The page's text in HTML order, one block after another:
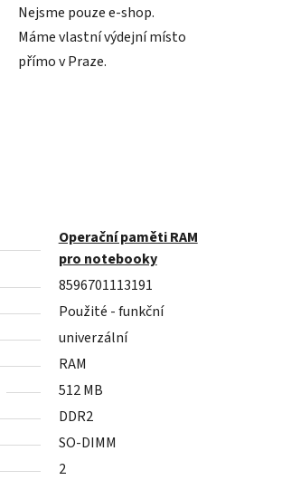
Nejsme pouze e-shop.
Máme vlastní výdejní místo
přímo v Praze.
Operační paměti RAM
pro notebooky
8596701113191
Použité - funkční
univerzální
RAM
512 MB
DDR2
SO-DIMM
2